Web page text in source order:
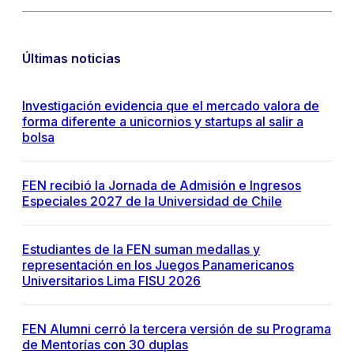
Últimas noticias
Investigación evidencia que el mercado valora de
forma diferente a unicornios y startups al salir a
bolsa
FEN recibió la Jornada de Admisión e Ingresos
Especiales 2027 de la Universidad de Chile
Estudiantes de la FEN suman medallas y
representación en los Juegos Panamericanos
Universitarios Lima FISU 2026
FEN Alumni cerró la tercera versión de su Programa
de Mentorías con 30 duplas